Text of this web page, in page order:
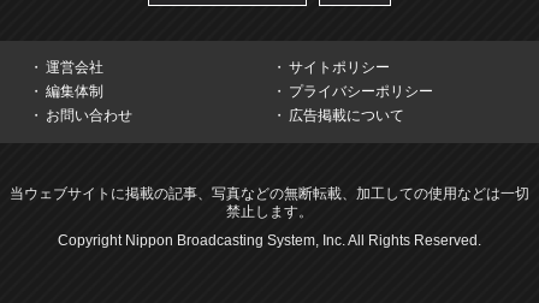
運営会社
サイトポリシー
編集体制
プライバシーポリシー
お問い合わせ
広告掲載について
当ウェブサイトに掲載の記事、写真などの無断転載、加工しての使用などは一切
禁止します。
Copyright Nippon Broadcasting System, Inc. All Rights Reserved.